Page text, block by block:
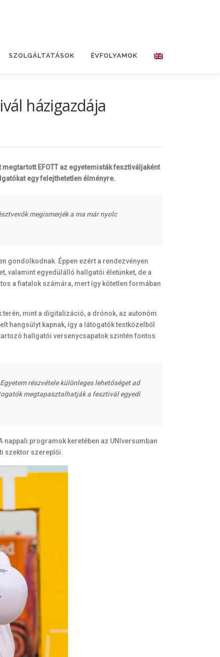
SZOLGÁLTATÁSOK ÉVFOLYAMOK
házigazdája
EFOTT az egyetemisták fesztiváljaként
egy felejthetetlen élményre.
megismerjék a ma már nyolc
gondolkodnak. Éppen ezért a rendezvényen
valamint egyedülálló hallgatói életünket, de a
a fiatalok számára, mert így kötetlen formában
mint a digitalizáció, a drónok, az autonóm
hangsúlyt kapnak, így a látogatók testközelből
hallgatói versenycsapatok szintén fontos
részvétele különleges lehetőséget ad
megtapasztalhatják a fesztivál egyedi
programok keretében az UNIversumban
szektor szereplői.